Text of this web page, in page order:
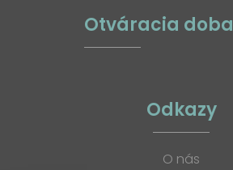
Otváracia doba
Odkazy
O nás